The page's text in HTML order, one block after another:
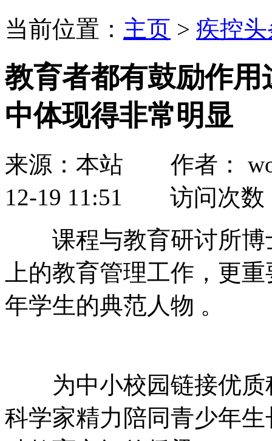
当前位置： 主页 > 疾控
教育者都有鼓励作
中体现得非常明显
来源：本站 作者：
12-19 11:51 访问次数
课程与教育研讨所博士
上的教育管理工作
年学生的典范人物 。
为中小校园链接优质科学教
科学家精力陪同青少年生长